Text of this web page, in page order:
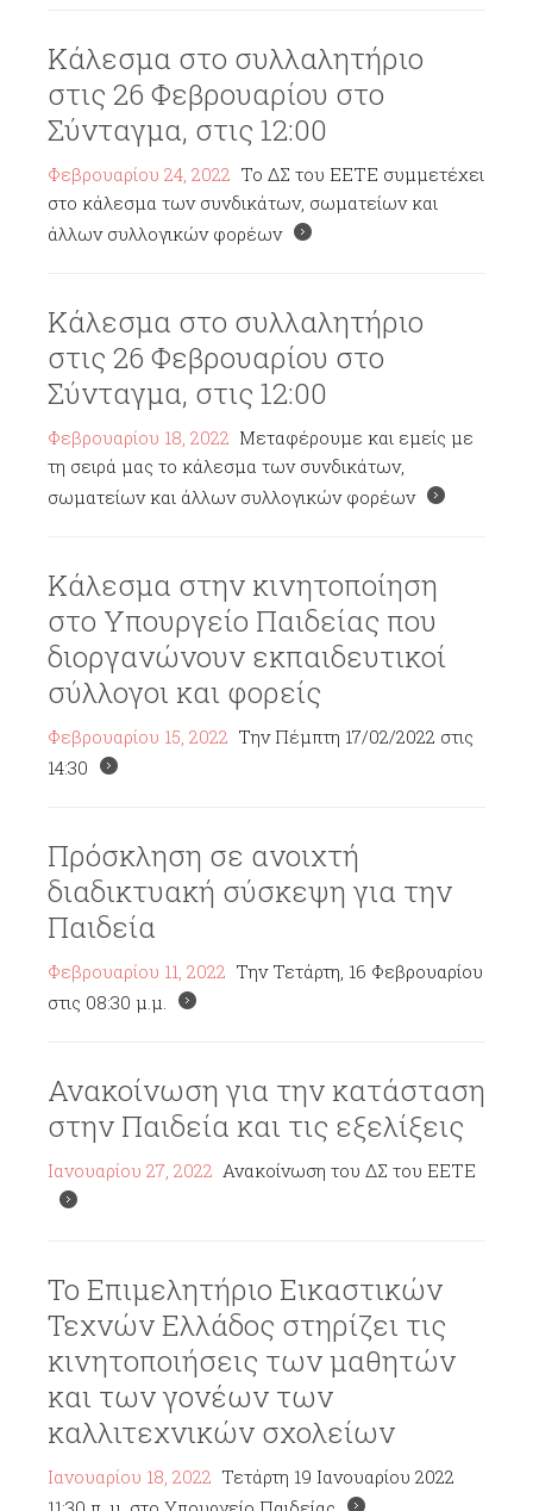
Κάλεσμα στο συλλαλητήριο
στις 26 Φεβρουαρίου στο
Σύνταγμα, στις 12:00
Φεβρουαρίου 24, 2022 Το ΔΣ του ΕΕΤΕ συμμετέχει
στο κάλεσμα των συνδικάτων, σωματείων και
άλλων συλλογικών φορέων
Κάλεσμα στο συλλαλητήριο
στις 26 Φεβρουαρίου στο
Σύνταγμα, στις 12:00
Φεβρουαρίου 18, 2022 Μεταφέρουμε και εμείς με
τη σειρά μας το κάλεσμα των συνδικάτων,
σωματείων και άλλων συλλογικών φορέων
Κάλεσμα στην κινητοποίηση
στο Υπουργείο Παιδείας που
διοργανώνουν εκπαιδευτικοί
σύλλογοι και φορείς
Φεβρουαρίου 15, 2022 Την Πέμπτη 17/02/2022 στις
14:30
Πρόσκληση σε ανοιχτή
διαδικτυακή σύσκεψη για την
Παιδεία
Φεβρουαρίου 11, 2022 Την Τετάρτη, 16 Φεβρουαρίου
στις 08:30 μ.μ.
Ανακοίνωση για την κατάσταση
στην Παιδεία και τις εξελίξεις
Ιανουαρίου 27, 2022 Ανακοίνωση του ΔΣ του ΕΕΤΕ
Το Επιμελητήριο Εικαστικών
Τεχνών Ελλάδος στηρίζει τις
κινητοποιήσεις των μαθητών
και των γονέων των
καλλιτεχνικών σχολείων
Ιανουαρίου 18, 2022 Τετάρτη 19 Ιανουαρίου 2022